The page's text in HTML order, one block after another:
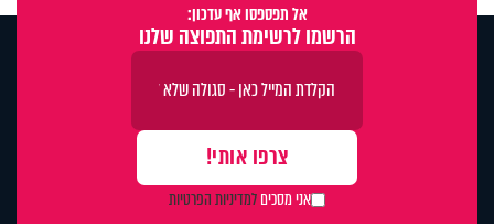
אל תפספסו אף עדכון:
הרשמו לרשימת התפוצה שלנו
אני מסכיםלמדיניות הפרטיות